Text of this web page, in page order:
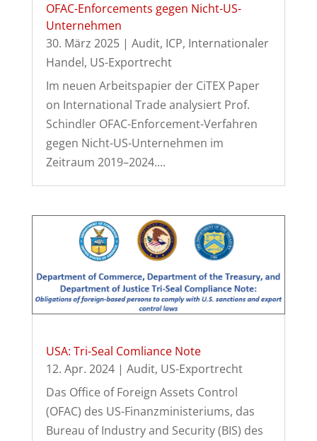
OFAC-Enforcements gegen Nicht-US-
Unternehmen
30. März 2025| Audit, ICP, Internationaler
Handel, US-Exportrecht
Im neuen Arbeitspapier der CiTEX Paper
on International Trade analysiert Prof.
Schindler OFAC-Enforcement-Verfahren
gegen Nicht-US-Unternehmen im
Zeitraum 2019–2024....
USA: Tri-Seal Comliance Note
12. Apr. 2024| Audit, US-Exportrecht
Das Office of Foreign Assets Control
(OFAC) des US-Finanzministeriums, das
Bureau of Industry and Security (BIS) des